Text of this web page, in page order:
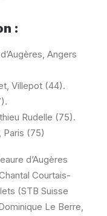
:
Angers
Villepot (44).
Rudelle (75).
Paris (75)
d’Augères
Courtais-
(STB Suisse
Le Berre,